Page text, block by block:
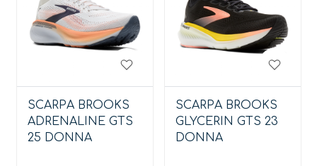
SCARPA BROOKS
ADRENALINE GTS
25 DONNA
SCARPA BROOKS
GLYCERIN GTS 23
DONNA